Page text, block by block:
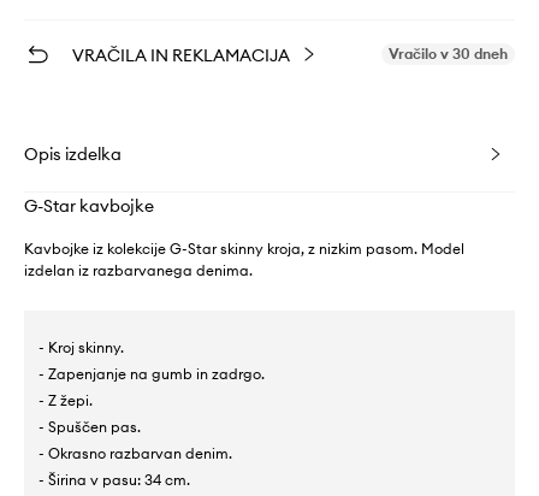
VRAČILA IN REKLAMACIJA Vračilo v 30 dneh
Opis izdelka
G-Star kavbojke
Kavbojke iz kolekcije G-Star skinny kroja, z nizkim pasom. Model
izdelan iz razbarvanega denima.
- Kroj skinny.
- Zapenjanje na gumb in zadrgo.
- Z žepi.
- Spuščen pas.
- Okrasno razbarvan denim.
- Širina v pasu: 34 cm.